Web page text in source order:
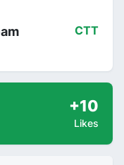
CTT
+10
Likes